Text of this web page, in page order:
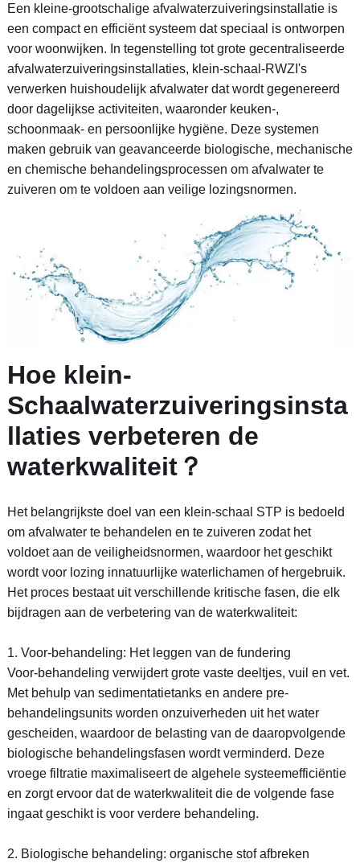
Een kleine-grootschalige afvalwaterzuiveringsinstallatie is
een compact en efficiënt systeem dat speciaal is ontworpen
voor woonwijken. In tegenstelling tot grote gecentraliseerde
afvalwaterzuiveringsinstallaties, klein-schaal-RWZI's
verwerken huishoudelijk afvalwater dat wordt gegenereerd
door dagelijkse activiteiten, waaronder keuken-,
schoonmaak- en persoonlijke hygiëne. Deze systemen
maken gebruik van geavanceerde biologische, mechanische
en chemische behandelingsprocessen om afvalwater te
zuiveren om te voldoen aan veilige lozingsnormen.
Hoe klein-
Schaalwaterzuiveringsinsta
llaties verbeteren de
waterkwaliteit？
Het belangrijkste doel van een klein-schaal STP is bedoeld
om afvalwater te behandelen en te zuiveren zodat het
voldoet aan de veiligheidsnormen, waardoor het geschikt
wordt voor lozing innatuurlijke waterlichamen of hergebruik.
Het proces bestaat uit verschillende kritische fasen, die elk
bijdragen aan de verbetering van de waterkwaliteit:
1. Voor-behandeling: Het leggen van de fundering
Voor-behandeling verwijdert grote vaste deeltjes, vuil en vet.
Met behulp van sedimentatietanks en andere pre-
behandelingsunits worden onzuiverheden uit het water
gescheiden, waardoor de belasting van de daaropvolgende
biologische behandelingsfasen wordt verminderd. Deze
vroege filtratie maximaliseert de algehele systeemefficiëntie
en zorgt ervoor dat de waterkwaliteit die de volgende fase
ingaat geschikt is voor verdere behandeling.
2. Biologische behandeling: organische stof afbreken